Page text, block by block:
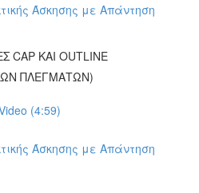
Άσκησης με Απάντηση
CAP ΚΑΙ OUTLINE
ΠΛΕΓΜΑΤΩΝ)
(4:59)
Άσκησης με Απάντηση